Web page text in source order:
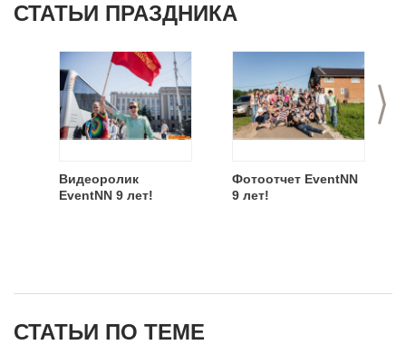
СТАТЬИ ПРАЗДНИКА
>
Видеоролик
EventNN 9 лет!
Фотоотчет EventNN
9 лет!
СТАТЬИ ПО ТЕМЕ